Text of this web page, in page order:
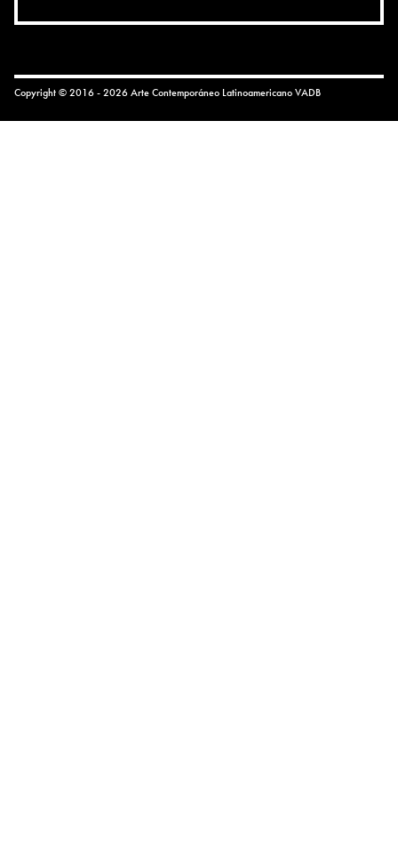
Copyright © 2016 - 2026 Arte Contemporáneo LatinoamericanoVADB